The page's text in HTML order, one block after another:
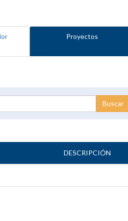
Proyectos
DESCRIPCIÓN